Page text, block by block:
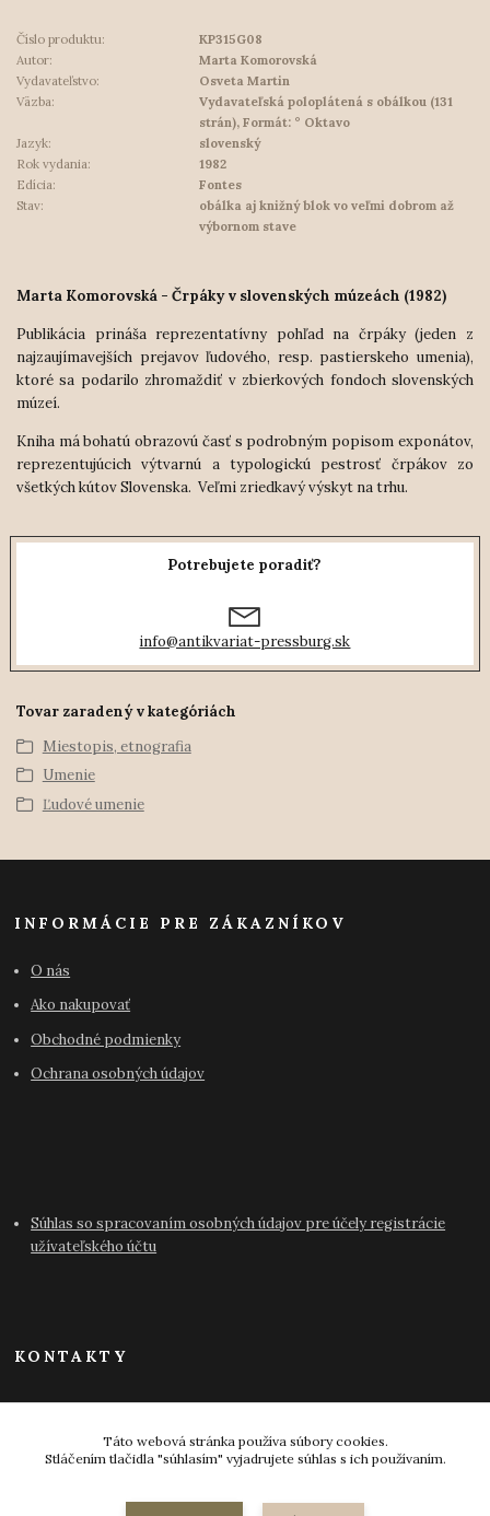
Číslo produktu:
KP315G08
Autor:
Marta Komorovská
Vydavateľstvo:
Osveta Martin
Väzba:
Vydavateľská poloplátená s obálkou (131
strán), Formát: ° Oktavo
Jazyk:
slovenský
Rok vydania:
1982
Edícia:
Fontes
Stav:
obálka aj knižný blok vo veľmi dobrom až
výbornom stave
Marta Komorovská - Črpáky v slovenských múzeách (1982)
Publikácia prináša reprezentatívny pohľad na črpáky (jeden z
najzaujímavejších prejavov ľudového, resp. pastierskeho umenia),
ktoré sa podarilo zhromaždiť v zbierkových fondoch slovenských
múzeí.
Kniha má bohatú obrazovú časť s podrobným popisom exponátov,
reprezentujúcich výtvarnú a typologickú pestrosť črpákov zo
všetkých kútov Slovenska. Veľmi zriedkavý výskyt na trhu.
Potrebujete poradiť?
info@antikvariat-pressburg.sk
Tovar zaradený v kategóriách
Miestopis, etnografia
Umenie
Ľudové umenie
INFORMÁCIE PRE ZÁKAZNÍKOV
O nás
Ako nakupovať
Obchodné podmienky
Ochrana osobných údajov
Súhlas so spracovaním osobných údajov pre účely registrácie
užívateľského účtu
KONTAKTY
Táto webová stránka používa súbory cookies.
Stláčením tlačidla "súhlasím" vyjadrujete súhlas s ich používaním.